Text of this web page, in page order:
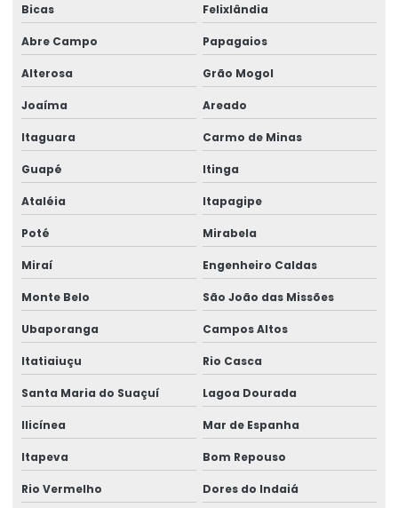
Bicas Felixlândia
Abre Campo Papagaios
Alterosa Grão Mogol
Joaíma Areado
Itaguara Carmo de Minas
Guapé Itinga
Ataléia Itapagipe
Poté Mirabela
Miraí Engenheiro Caldas
Monte Belo São João das Missões
Ubaporanga Campos Altos
Itatiaiuçu Rio Casca
Santa Maria do Suaçuí Lagoa Dourada
Ilicínea Mar de Espanha
Itapeva Bom Repouso
Rio Vermelho Dores do Indaiá